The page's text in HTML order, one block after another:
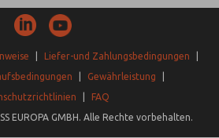
Liefer-und Zahlungsbedingungen
Gewährleistung
FAQ
EUROPA GMBH. Alle Rechte vorbehalten.